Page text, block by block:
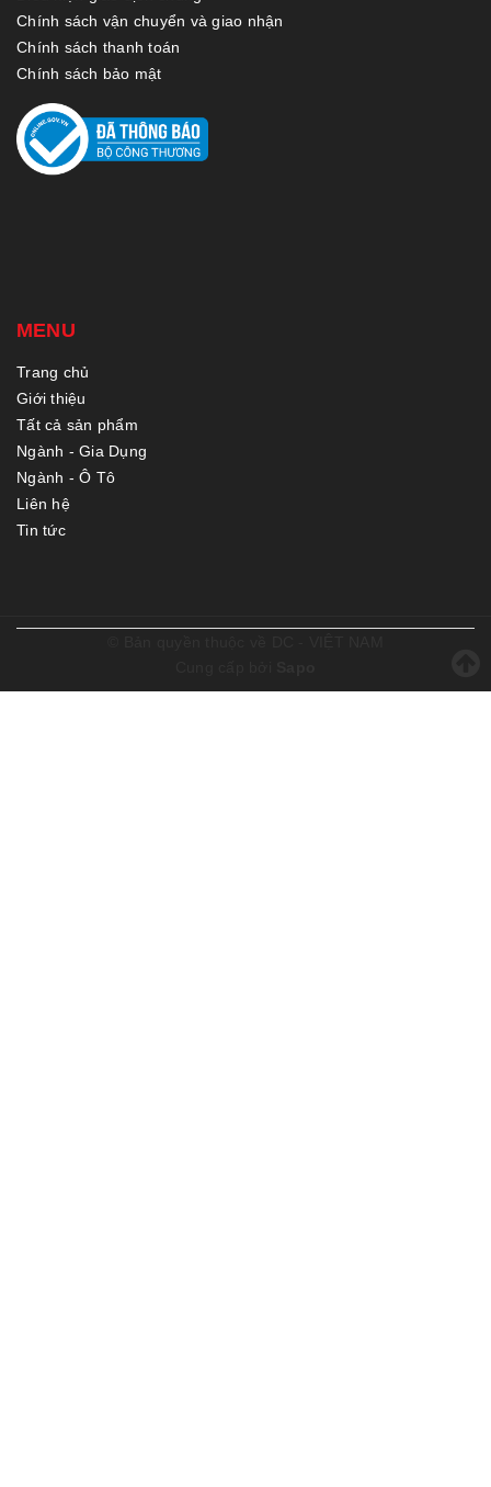
Chính sách vận chuyển và giao nhận
Chính sách thanh toán
Chính sách bảo mật
MENU
Trang chủ
Giới thiệu
Tất cả sản phẩm
Ngành - Gia Dụng
Ngành - Ô Tô
Liên hệ
Tin tức